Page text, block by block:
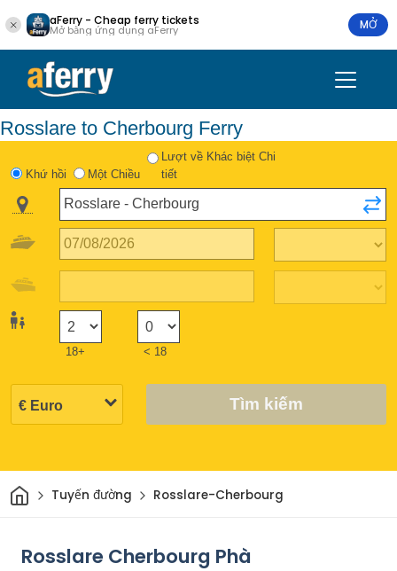
aFerry - Cheap ferry tickets
Mở bằng ứng dụng aFerry MỞ
Rosslare to Cherbourg Ferry
Khứ hồi Một Chiều
Lượt về Khác biệt Chi
tiết
18+ < 18
Tìm kiếm
Trang chủ
Tuyến đường Rosslare-Cherbourg
Rosslare Cherbourg Phà